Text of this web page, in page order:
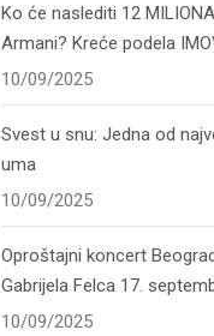
Ko će naslediti 12
Armani? Kreće podela
10/09/2025
Svest u snu: Jedna od
uma
10/09/2025
Oproštajni koncert
Gabrijela Felca 17.
10/09/2025